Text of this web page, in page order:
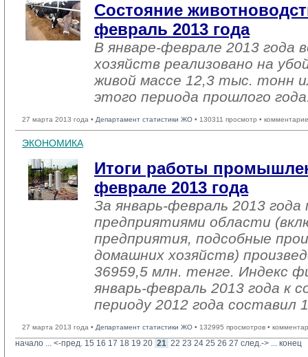
Состояние
февраль 2013 года
В январе-феврале 2013 года
хозяйств реализовано на
живой массе 12,3 тыс. тонн
этого периода прошлого
27 марта 2013 года • Департамент статистики ЖО • 130311 просмотр •
ЭКОНОМИКА
Итоги работы
феврале 2013 года
За январь-февраль 2013
предприятиями области
предприятия, подсобные
домашних хозяйств)
36959,5 млн. тенге. Индекс
январь-февраль 2013 года к
периоду 2012 года составил
27 марта 2013 года • Департамент статистики ЖО • 132995 просмотров •
начало ... <-пред. 15 16 17 18 19 20 21 22 23 24 25 26 27 след.-> ... конец